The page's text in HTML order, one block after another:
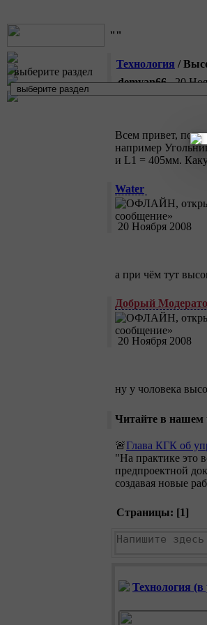
выберите раздел
""
Технология /
demyan66 20
Всем привет,
например
и L1 = 405мм.
Water
20 Ноября 2008
а при чём тут
Добрый
20 Ноября 2008
ну у чоловека
Читайте в нашем
🚨Глава КГК об
"На практике это
предпроектной
создавая новые
Страницы: [1]
Технология (в